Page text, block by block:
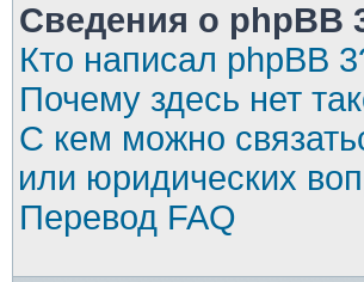
Сведения о phpBB
Кто написал phpBB
Почему здесь нет
С кем можно
или юридических
Перевод FAQ